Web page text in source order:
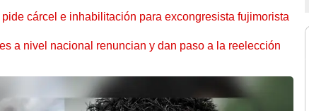
cárcel e inhabilitación para excongresista fujimorista
a nivel nacional renuncian y dan paso a la reelección